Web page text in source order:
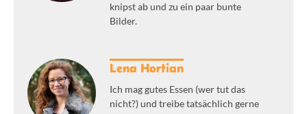
knipst ab und zu ein paar bunte
Bilder.
Lena Hortian
Ich mag gutes Essen (wer tut das
nicht?) und treibe tatsächlich gerne